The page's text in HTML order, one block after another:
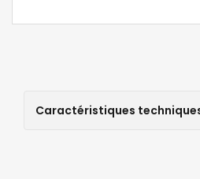
Caractéristiques